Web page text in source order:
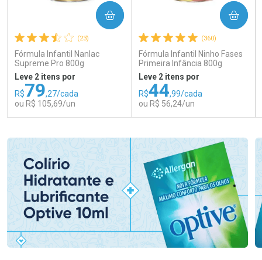
(23)
Fórmula Infantil Nanlac
Supreme Pro 800g
Leve 2 itens por
R$79,27/cada
ou R$ 105,69/un
COMPRAR
(360)
Fórmula Infantil Ninho Fases
Primeira Infância 800g
Leve 2 itens por
R$44,99/cada
ou R$ 56,24/un
COMPRAR
Laboratório
Por Menos